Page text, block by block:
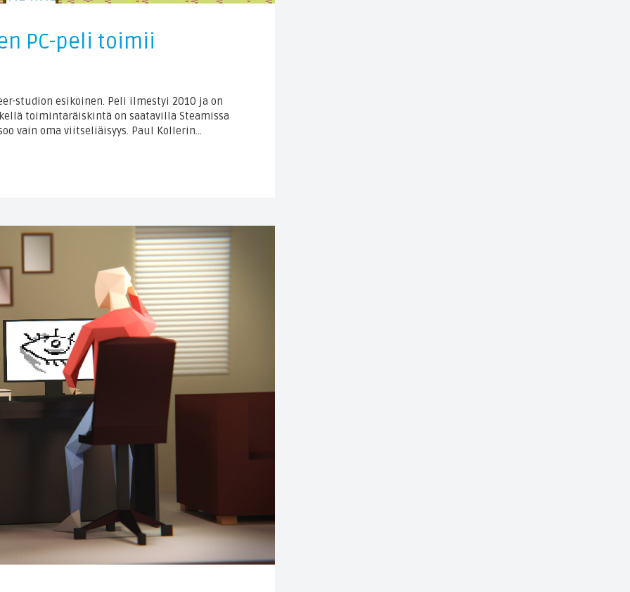
PC-peli toimii
studion esikoinen. Peli ilmestyi 2010 ja on
toimintaräiskintä on saatavilla Steamissa
vain oma viitseliäisyys. Paul Kollerin…